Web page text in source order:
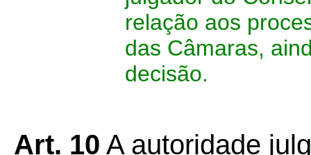
relação aos
das Câmaras,
decisão.
Art. 10 A autoridade